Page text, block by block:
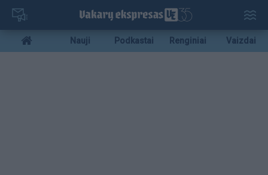
Pereiti
pagrindinį
turinį
Mobile
menu
Nauji Podkastai Renginiai Vaizdai